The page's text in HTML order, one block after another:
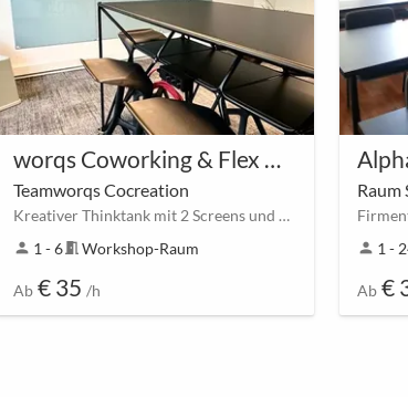
worqs Coworking & Flex Office Aachen City
Teamworqs Cocreation
Kreativer Thinktank mit 2 Screens und Glasboards – ideal für Teams bis 6
person 1 - 6meeting_roomWorkshop-Raum
Ab € 35 /h
Raum
person 1 -
Ab €